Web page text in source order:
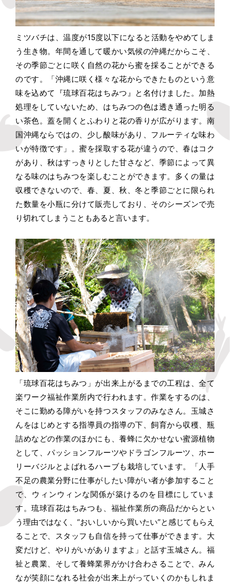
ミツバチは、温度が15度以下になると活動をやめてしま
う生き物。年間を通して暖かい気候の沖縄だからこそ、
その季節ごとに咲く自然の花から蜜を採ることができる
のです。「沖縄に咲く様々な花からできたものという意
味を込めて『琉球百花はちみつ』と名付けました。加熱
処理をしていないため、はちみつの色は透き通った明る
い茶色。蓋を開くとふわりと花の香りが広がります。南
国沖縄ならではの、少し酸味があり、フルーティな味わ
いが特徴です」。蜜を採取する花が違うので、春はコク
があり、秋はすっきりとした甘さなど、季節によって異
なる味のはちみつを楽しむことができます。多くの量は
収穫できないので、春、夏、秋、冬と季節ごとに限られ
た数量を小瓶に分けて販売しており、そのシーズンで売
り切れてしまうこともあると言います。
「琉球百花はちみつ」が出来上がるまでの工程は、全て
楽ワーク福祉作業所内で行われます。作業をするのは、
そこに勤める障がいを持つスタッフのみなさん。玉城さ
んをはじめとする指導員の指導の下、飼育から収穫、瓶
詰めなどの作業のほかにも、養蜂に欠かせない蜜源植物
として、パッションフルーツやドラゴンフルーツ、ホー
リーバジルとよばれるハーブも栽培しています。「人手
不足の農業分野に仕事がしたい障がい者が参加すること
で、ウィンウィンな関係が築けるのを目標にしていま
す。琉球百花はちみつも、福祉作業所の商品だからとい
う理由ではなく、“おいしいから買いたい”と感じてもらえ
ることで、スタッフも自信を持って仕事ができます。大
変だけど、やりがいがありますよ」と話す玉城さん。福
祉と農業、そして養蜂業界がかけ合わさることで、みん
なが笑顔になれる社会が出来上がっていくのかもしれま